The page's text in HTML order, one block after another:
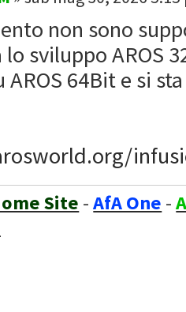
non sono
sviluppo AROS
AROS 64Bit e si
Site -AfA One -